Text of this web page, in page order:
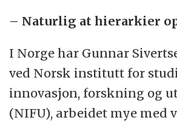
– Naturlig at hierarkier
I Norge har Gunnar
ved Norsk institutt for
innovasjon, forskning og
(NIFU), arbeidet mye med